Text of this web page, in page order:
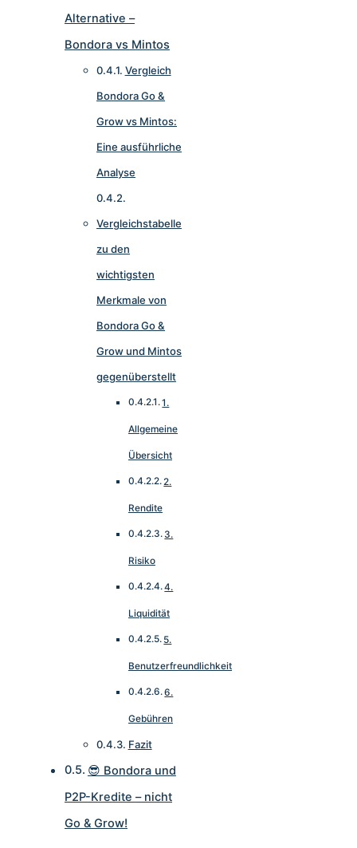
Alternative –
Bondora vs Mintos
Vergleich
Bondora Go &
Grow vs Mintos:
Eine ausführliche
Analyse
Vergleichstabelle
zu den
wichtigsten
Merkmale von
Bondora Go &
Grow und Mintos
gegenüberstellt
1.
Allgemeine
Übersicht
2.
Rendite
3.
Risiko
4.
Liquidität
5.
Benutzerfreundlichkeit
6.
Gebühren
Fazit
😎 Bondora und
P2P-Kredite – nicht
Go & Grow!